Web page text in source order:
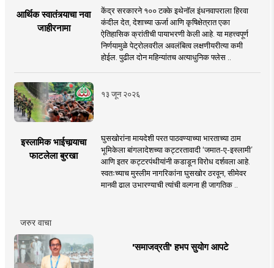
आर्थिक स्वातंत्र्याचा नवा
जाहीरनामा
केंद्र सरकारने १०० टक्के इथेनॉल इंधनवापराला हिरवा
कंदील देत, देशाच्या ऊर्जा आणि कृषिक्षेत्रात एका
ऐतिहासिक क्रांतीची पायाभरणी केली आहे. या महत्त्वपूर्ण
निर्णयामुळे पेट्रोलवरील अवलंबित्व लक्षणीयरीत्या कमी
होईल. पुढील दोन महिन्यांतच अत्याधुनिक फ्लेस ..
१३ जून २०२६
इस्लामिक भाईचार्‍याचा
फाटलेला बुरखा
घुसखोरांना मायदेशी परत पाठवण्याच्या भारताच्या ठाम
भूमिकेला बांगलादेशच्या कट्टरतावादी ‘जमात-ए-इस्लामी’
आणि इतर कट्टरपंथीयांनी कडाडून विरोध दर्शवला आहे.
स्वतःच्याच मुस्लीम नागरिकांना घुसखोर ठरवून, सीमेवर
मानवी ढाल उभारण्याची त्यांची वल्गना ही जागतिक ..
जरुर वाचा
'समाजव्रती' हभप सुयोग आपटे